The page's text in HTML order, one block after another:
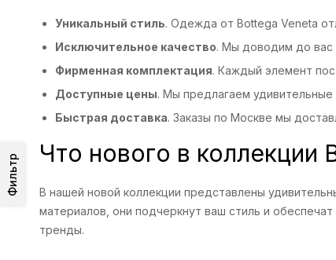
Фильтр
Уникальный стиль. Одежда от Bottega Veneta
Исключительное качество. Мы доводим до вас
Фирменная комплектация. Каждый элемент
Доступные цены. Мы предлагаем
Быстрая доставка. Заказы по Москве мы
Что нового в коллекции
В нашей новой коллекции представлены
материалов, они подчеркнут ваш стиль и
тренды.